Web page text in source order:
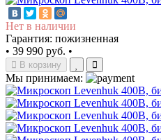
Нет в наличии
Гарантия: пожизненная
• 39 990 руб. •
В корзину
Мы принимаем: